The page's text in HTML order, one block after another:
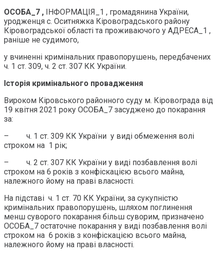
ОСОБА_7 , ІНФОРМАЦІЯ_1 , громадянина України,
уродженця с. Оситняжка Кіровоградського району
Кіровоградської області та проживаючого у АДРЕСА_1 ,
раніше не судимого,
у вчиненні кримінальних правопорушень, передбачених
ч. 1 ст. 309, ч. 2 ст. 307 КК України.
Історія кримінального провадження
Вироком Кіровського районного суду м. Кіровограда від
19 квітня 2021 року ОСОБА_7 засуджено до покарання
за:
– ч. 1 ст. 309 КК України у виді обмеження волі
строком на 1 рік;
– ч. 2 ст. 307 КК України у виді позбавлення волі
строком на 6 років з конфіскацією всього майна,
належного йому на праві власності.
На підставі ч. 1 ст. 70 КК України, за сукупністю
кримінальних правопорушень, шляхом поглинення
менш суворого покарання більш суворим, призначено
ОСОБА_7 остаточне покарання у виді позбавлення волі
строком на 6 років з конфіскацією всього майна,
належного йому на праві власності.